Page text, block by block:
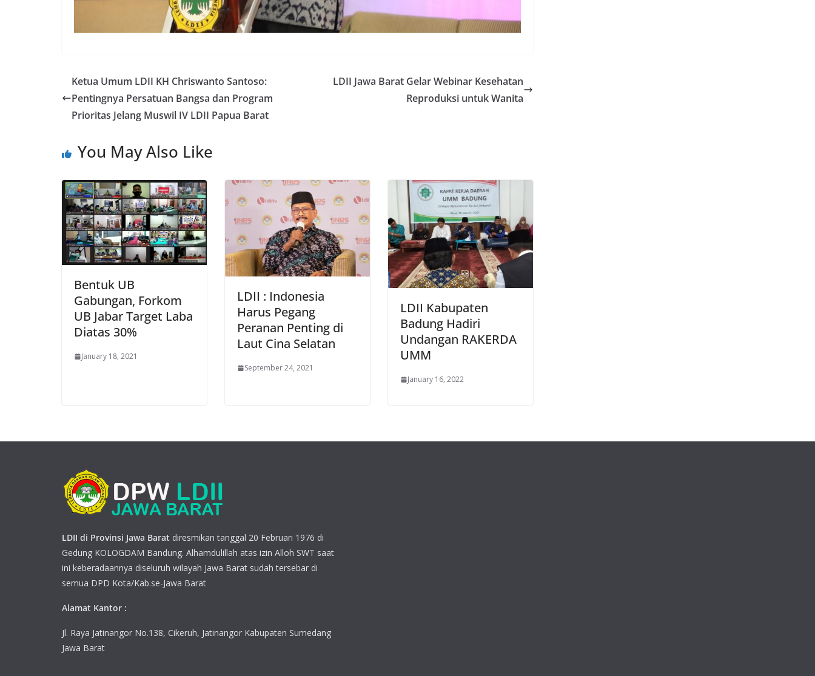
Ketua Umum LDII KH Chriswanto Santoso:
Pentingnya Persatuan Bangsa dan Program
Prioritas Jelang Muswil IV LDII Papua Barat
LDII Jawa Barat Gelar Webinar Kesehatan
Reproduksi untuk Wanita
You May Also Like
Bentuk UB
Gabungan, Forkom
UB Jabar Target Laba
Diatas 30%
January 18, 2021
LDII : Indonesia
Harus Pegang
Peranan Penting di
Laut Cina Selatan
September 24, 2021
LDII Kabupaten
Badung Hadiri
Undangan RAKERDA
UMM
January 16, 2022
LDII di Provinsi Jawa Barat diresmikan tanggal 20 Februari 1976 di
Gedung KOLOGDAM Bandung. Alhamdulillah atas izin Alloh SWT saat
ini keberadaannya diseluruh wilayah Jawa Barat sudah tersebar di
semua DPD Kota/Kab.se-Jawa Barat
Alamat Kantor :
Jl. Raya Jatinangor No.138, Cikeruh, Jatinangor Kabupaten Sumedang
Jawa Barat